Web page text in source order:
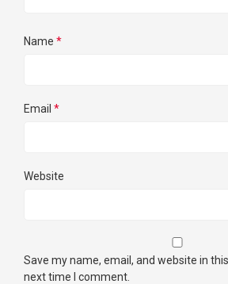
Name *
Email *
Website
Save my name, email, and website in
next time I comment.